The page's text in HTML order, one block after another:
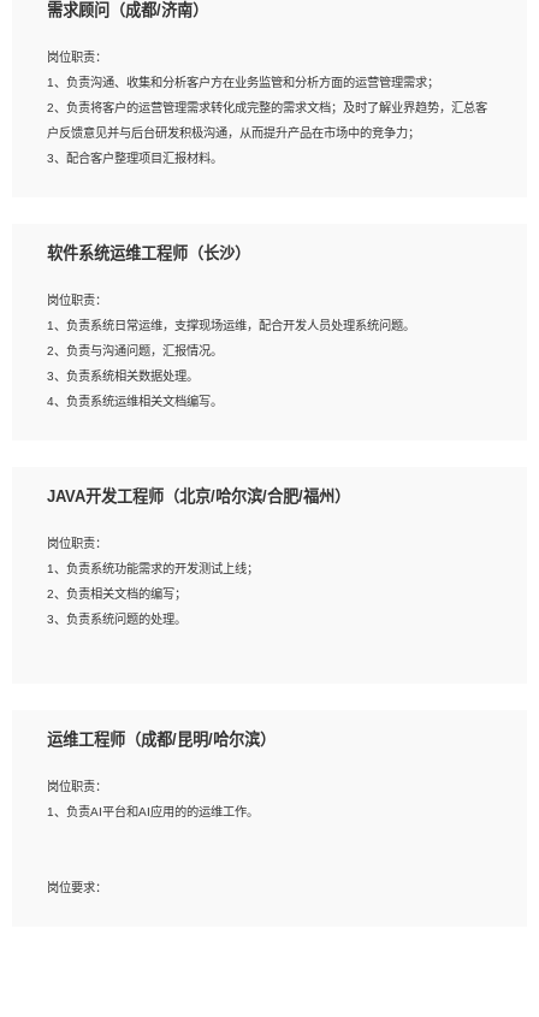
2、2年以上图像处理开发经验，熟悉python和spark开发；
建深度学习系统环境；
4、熟悉OPENCV、HALCON等常用图像处理软件，熟练进行图像处理；
5、熟悉主流的分类算法、聚类算法和关联分析算法原理，能熟练使用神经网络算法
的进行业务建模；
6、对OCR领域有深入的研究，熟悉模型调参，压缩和整型化方法；
需求顾问（成都/济南）
岗位职责：
1、负责沟通、收集和分析客户方在业务监管和分析方面的运营管理需求；
2、负责将客户的运营管理需求转化成完整的需求文档；及时了解业界趋势，汇总客
户反馈意见并与后台研发积极沟通，从而提升产品在市场中的竞争力；
3、配合客户整理项目汇报材料。
1、3年以上运营或解决方案的工作经验。
征，可独立提出完整的优化方案,并推动方案执行达成结果；熟练使用PPT、
WORD、EXCEL等办公软件；
3、深入理解公司各项AI产品和技术信息；具有较强的文档编写能力，能独立撰写
PPT、方案建议书等，面试时需携带个人制作的专业PPT文件进行展示。
软件系统运维工程师（长沙）
岗位职责：
1、负责系统日常运维，支撑现场运维，配合开发人员处理系统问题。
2、负责与沟通问题，汇报情况。
3、负责系统相关数据处理。
4、负责系统运维相关文档编写。
岗位要求：
2、精通linux命令。
3、熟悉oracle、mysql 数据库。
4、善于沟通，具有良好的团队合作精神和协作能力。
5、必须有实际的生产环境系统维护经验。
JAVA开发工程师（北京/哈尔滨/合肥/福州）
岗位职责：
1、负责系统功能需求的开发测试上线；
2、负责相关文档的编写；
3、负责系统问题的处理。
2、熟悉linux命令；
4、熟练使用oracle、mysql进行开发；
5、熟悉流程开发如使用activiti；
运维工程师（成都/昆明/哈尔滨）
岗位职责：
1、负责AI平台和AI应用的的运维工作。
岗位要求：